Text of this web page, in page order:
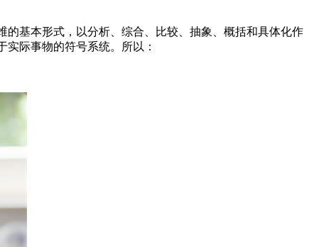
基本形式，以分析、综合、比较、抽象、概括和具体化作
际事物的符号系统。所以：